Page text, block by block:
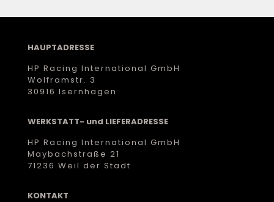
HAUPTADRESSE
HP Racing International GmbH
Wolframstr. 3
30916 Isernhagen
WERKSTATT- und LIEFERADRESSE
HP Racing International GmbH
Maybachstraße 21
71236 Weil der Stadt
KONTAKT